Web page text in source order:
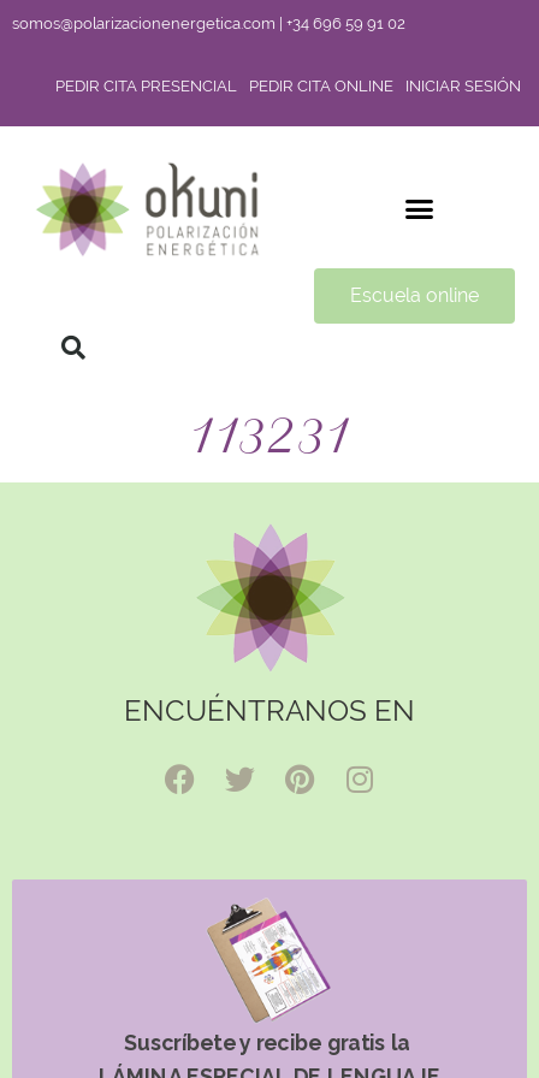
somos@polarizacionenergetica.com | +34 696 59 91 02
PEDIR CITA PRESENCIAL PEDIR CITA ONLINE INICIAR SESIÓN
Escuela online
113231
ENCUÉNTRANOS EN
Suscríbete y recibe gratis la